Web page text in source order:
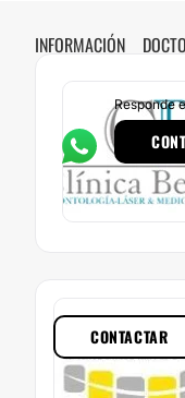
INFORMACIÓN
Responde
CONTACTAR